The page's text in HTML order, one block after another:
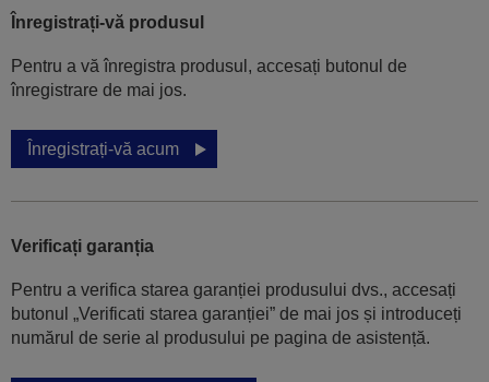
Înregistrați-vă produsul
Pentru a vă înregistra produsul, accesați butonul de
înregistrare de mai jos.
Înregistrați-vă acum
Verificați garanția
Pentru a verifica starea garanției produsului dvs., accesați
butonul „Verificati starea garanției” de mai jos și introduceți
numărul de serie al produsului pe pagina de asistență.